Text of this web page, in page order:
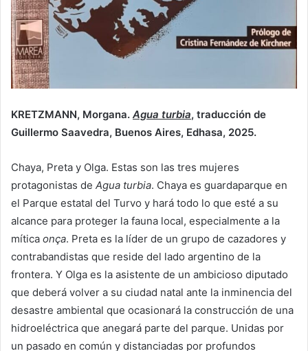
KRETZMANN, Morgana. Agua turbia, traducción de
Guillermo Saavedra, Buenos Aires, Edhasa, 2025.
Chaya, Preta y Olga. Estas son las tres mujeres
protagonistas de Agua turbia. Chaya es guardaparque en
el Parque estatal del Turvo y hará todo lo que esté a su
alcance para proteger la fauna local, especialmente a la
mítica onça. Preta es la líder de un grupo de cazadores y
contrabandistas que reside del lado argentino de la
frontera. Y Olga es la asistente de un ambicioso diputado
que deberá volver a su ciudad natal ante la inminencia del
desastre ambiental que ocasionará la construcción de una
hidroeléctrica que anegará parte del parque. Unidas por
un pasado en común y distanciadas por profundos